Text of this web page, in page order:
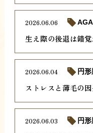
生え際の後退は錯
2026.06.06 AGA
ストレスと薄毛の
2026.06.04 円
2026.06.03 円